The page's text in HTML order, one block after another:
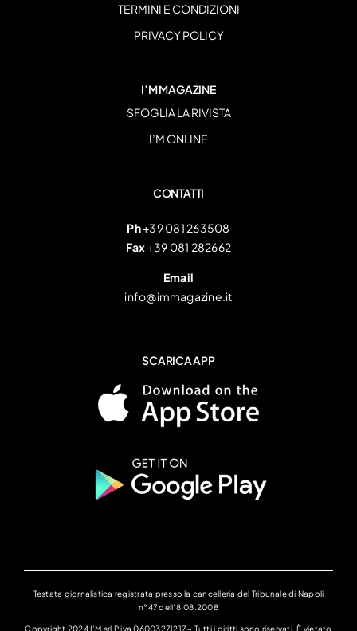
TERMINI E CONDIZIONI
PRIVACY POLICY
I’M MAGAZINE
SFOGLIA LA RIVISTA
I’M ONLINE
CONTATTI
Ph+39 081 263508
Fax+39 081 282662
Email
info@immagazine.it
SCARICA APP
Testata giornalistica registrata presso la cancelleria del Tribunale di Napoli
n°47 dell’8.08.2008
Copyright 2024 I’M srl P.iva 06003271217 – Tutti i diritti sono riservati. È vietato